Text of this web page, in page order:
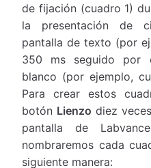
de fijación (cuadro 1)
la presentación de
pantalla de texto (por
350 ms seguido por
blanco (por ejemplo,
Para crear estos
botón Lienzo diez
pantalla de
nombraremos cada
siguiente manera: